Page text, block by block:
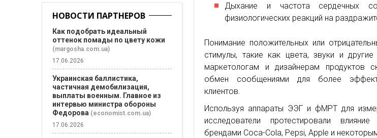
Дыхание и частота сердечных
физиологических реакций на
Понимание положительных или
стимулы, такие как цвета, звуки и
маркетологам и дизайнерам продуктов
обмен сообщениями для более
клиентов.
Используя аппараты ЭЭГ и фМРТ для
исследователи протестировали
брендами Coca-Cola, Pepsi, Apple и
НОВОСТИ ПАРТНЕРОВ
Как подобрать идеальный
оттенок помады по цвету кожи
(margosha.com.ua)
17.06.2026
Украинская баллистика,
частичная демобилизация,
выплаты военным. Главное из
интервью министра обороны
Федорова (economist.com.ua)
17.06.2026